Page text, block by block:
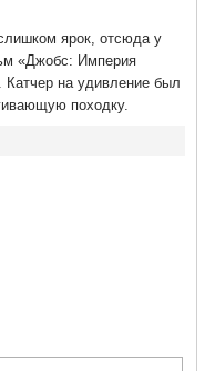
ярок, отсюда у
«Джобс: Империя
Катчер на удивление был
походку.